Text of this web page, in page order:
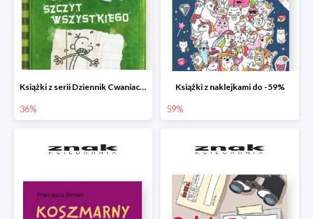
Książki z serii Dziennik Cwaniaczka
36%
Książki z naklejkami do -59%
59%